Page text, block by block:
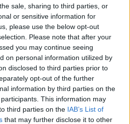
sale, sharing to third parties, or
or sensitive information for
please use the below opt-out
Please note that after your
you may continue seeing
on personal information utilized by
disclosed to third parties prior to
opt-out of the further
information by third parties on the
participants. This information may
third parties on the IAB’s List of
that may further disclose it to other
chi affianca
sul
Loren e
attori